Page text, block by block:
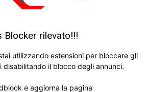
Blocker rilevato!!!
utilizzando estensioni per bloccare gli
disabilitando il blocco degli annunci.
e aggiorna la pagina